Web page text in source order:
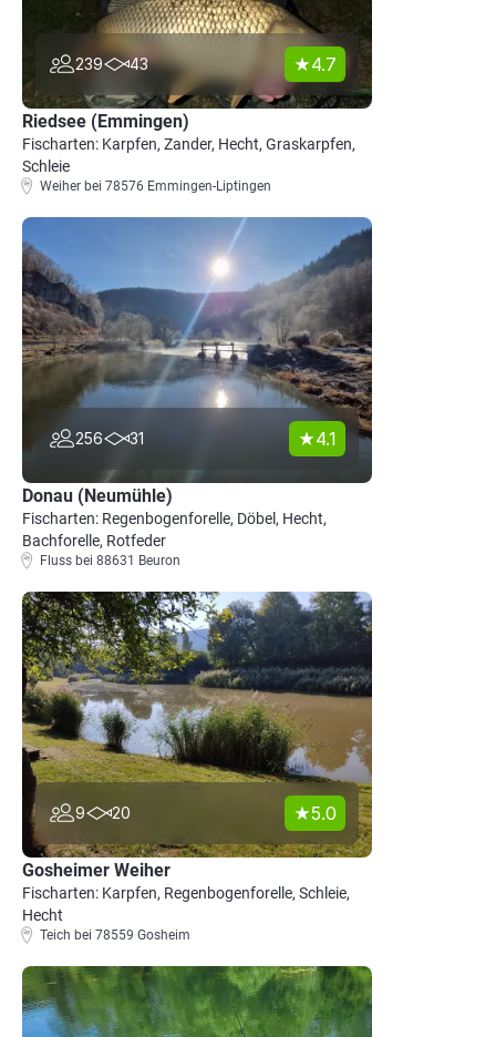
239 43 4.7
Riedsee (Emmingen)
Fischarten: Karpfen, Zander, Hecht, Graskarpfen,
Schleie
Weiher bei 78576 Emmingen-Liptingen
256 31 4.1
Donau (Neumühle)
Fischarten: Regenbogenforelle, Döbel, Hecht,
Bachforelle, Rotfeder
Fluss bei 88631 Beuron
9 20 5.0
Gosheimer Weiher
Fischarten: Karpfen, Regenbogenforelle, Schleie,
Hecht
Teich bei 78559 Gosheim